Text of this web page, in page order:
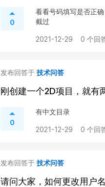
0
看看号码填写是否正
截过
2021-12-29 0 个回
发布回答于 技术问答
刚创建一个2D项目，就有
0
有中文目录
2021-12-29 0 个回
发布回答于 技术问答
请问大家，如何更改用户